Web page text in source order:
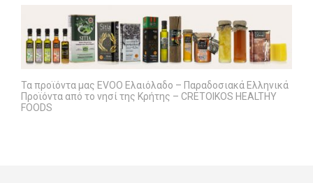
Τα προϊόντα μας EVOO Ελαιόλαδο – Παραδοσιακά Ελληνικά
Προϊόντα από το νησί της Κρήτης – CRETOIKOS HEALTHY
FOODS